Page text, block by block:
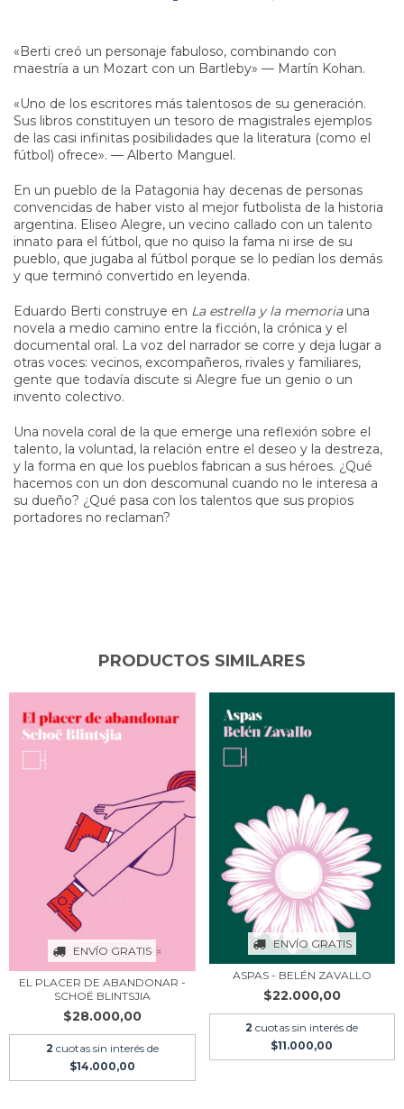
«Berti creó un personaje fabuloso, combinando con
maestría a un Mozart con un Bartleby» — Martín Kohan.
«Uno de los escritores más talentosos de su generación.
Sus libros constituyen un tesoro de magistrales ejemplos
de las casi infinitas posibilidades que la literatura (como el
fútbol) ofrece». — Alberto Manguel.
En un pueblo de la Patagonia hay decenas de personas
convencidas de haber visto al mejor futbolista de la historia
argentina. Eliseo Alegre, un vecino callado con un talento
innato para el fútbol, que no quiso la fama ni irse de su
pueblo, que jugaba al fútbol porque se lo pedían los demás
y que terminó convertido en leyenda.
Eduardo Berti construye en La estrella y la memoriauna
novela a medio camino entre la ficción, la crónica y el
documental oral. La voz del narrador se corre y deja lugar a
otras voces: vecinos, excompañeros, rivales y familiares,
gente que todavía discute si Alegre fue un genio o un
invento colectivo.
Una novela coral de la que emerge una reflexión sobre el
talento, la voluntad, la relación entre el deseo y la destreza,
y la forma en que los pueblos fabrican a sus héroes. ¿Qué
hacemos con un don descomunal cuando no le interesa a
su dueño? ¿Qué pasa con los talentos que sus propios
portadores no reclaman?
PRODUCTOS SIMILARES
ENVÍO GRATIS
EL PLACER DE ABANDONAR -
SCHOË BLINTSJIA
$28.000,00
2 cuotas sin interés de
$14.000,00
ENVÍO GRATIS
ASPAS - BELÉN ZAVALLO
$22.000,00
2 cuotas sin interés de
$11.000,00